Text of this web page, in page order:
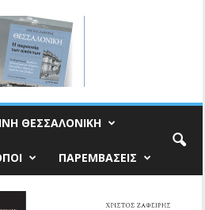
ΘΕΣΣΑΛΟΝΙΚΗ
ΠΑΡΕΜΒΑΣΕΙΣ